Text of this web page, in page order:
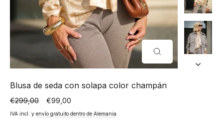
CERRAR
(ESC)
Blusa de seda con solapa color champán
Precio
normal
€299,00
Precio
especial
€99,00
IVA incl. y envío gratuito dentro de Alemania